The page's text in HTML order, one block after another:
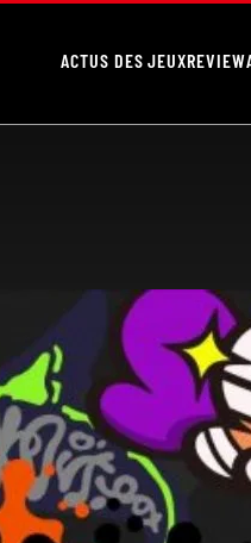
ACTUS DES JEUXREVIEW